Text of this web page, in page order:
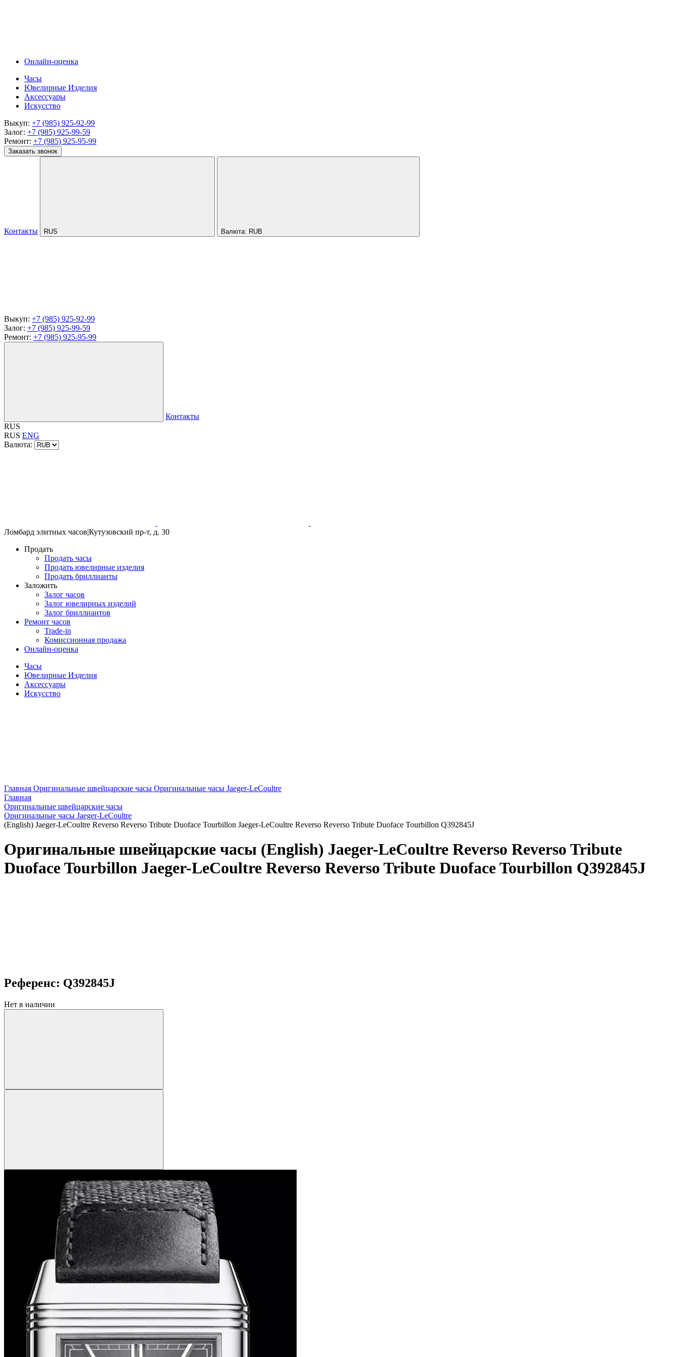
Онлайн-оценка
Часы
Ювелирные Изделия
Аксессуары
Искусство
Выкуп: +7 (985) 925-92-99
Залог: +7 (985) 925-99-59
Ремонт: +7 (985) 925-95-99
Заказать звонок
Контакты RUS Валюта: RUB
Выкуп: +7 (985) 925-92-99
Залог: +7 (985) 925-99-59
Ремонт: +7 (985) 925-95-99
Контакты
RUS
RUS ENG
Валюта:
Ломбард элитных часов|Кутузовский пр-т, д. 30
Продать
Продать часы
Продать ювелирные изделия
Продать бриллианты
Заложить
Залог часов
Залог ювелирных изделий
Залог бриллиантов
Ремонт часов
Trade-in
Комиссионная продажа
Онлайн-оценка
Часы
Ювелирные Изделия
Аксессуары
Искусство
Главная Оригинальные швейцарские часы Оригинальные часы Jaeger-LeCoultre
Главная
Оригинальные швейцарские часы
Оригинальные часы Jaeger-LeCoultre
(English) Jaeger-LeCoultre Reverso Reverso Tribute Duoface Tourbillon Jaeger-LeCoultre Reverso Reverso Tribute Duoface Tourbillon Q392845J
Оригинальные швейцарские часы (English) Jaeger-LeCoultre Reverso Reverso Tribute
Duoface Tourbillon Jaeger-LeCoultre Reverso Reverso Tribute Duoface Tourbillon Q392845J
Референс: Q392845J
Нет в наличии